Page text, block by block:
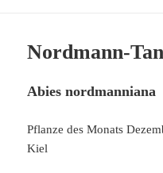
Nordmann-
Abies nordmanniana
Pflanze des Monats
Kiel